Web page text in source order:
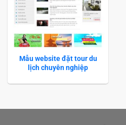
Mẫu website đặt tour du
lịch chuyên nghiệp